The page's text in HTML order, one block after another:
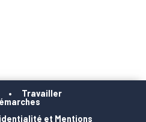
Travailler
et Mentions